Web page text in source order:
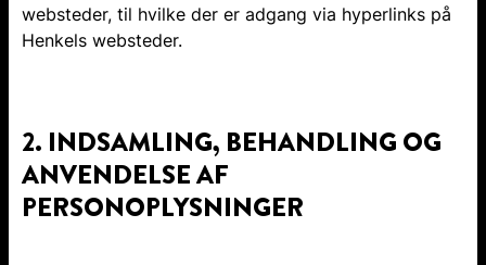
websteder, til hvilke der er adgang via hyperlinks på
Henkels websteder.
2. INDSAMLING, BEHANDLING OG
ANVENDELSE AF
PERSONOPLYSNINGER